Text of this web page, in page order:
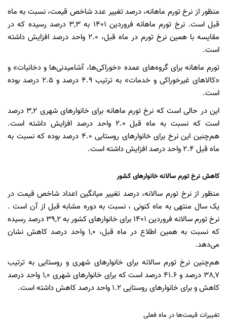
منظور از نرخ تورم ماهانه، درصد تغییر عدد شاخص قیمت، نسبت به ماه
قبل است. نرخ تورم ماهانه فروردین ١٤٠١ به ٣,٣ درصد رسیده که در
مقایسه با همین نرخ تورم در ماه قبل، ٢.٠ واحد درصد افزایش داشته
است.
تورم ماهانه برای گروه‌های عمده «خوراکی‌ها، آشامیدنی‌ها و دخانیات» و
«کالا‌های غیرخوراکی و خدمات» به ترتیب ٤.٩ درصد و ٢.٥ درصد بوده
است.
این در حالی است که نرخ تورم ماهانه برای خانوار‌های شهری ٣,٢ درصد
است که نسبت به ماه قبل ٢.٠ واحد درصد افزایش داشته است.
هم‌چنین این نرخ برای خانوار‌های روستایی ٤.٠ درصد بوده که نسبت به
ماه قبل ٢.٤ واحد درصد افزایش داشته است.
کاهش نرخ تورم سالانه خانوار‌های کشور
منظور از نرخ تورم سالانه، درصد تغییر میانگین اعداد شاخص قیمت در
یک سال منتهی به ماه کنونی ، نسبت به دوره مشابه قبل از آن است .
نرخ تورم سالانه فروردین ١٤٠١ برای خانوار‌های کشور به ٣٩,٢ درصد رسیده
که نسبت به همین اطلاع در ماه قبل، ١,٠ واحد درصد کاهش نشان
می‌دهد.
هم‌چنین نرخ تورم سالانه برای خانوار‌های شهری و روستایی به ترتیب
٣٨,٧ درصد و ٤١.٦ درصد است که برای خانوار‌های شهری ١,٠ واحد درصد
کاهش و برای خانوار‌های روستایی ١.٢ واحد درصد کاهش داشته است.
تغییرات قیمت‌ها در ماه فعلی